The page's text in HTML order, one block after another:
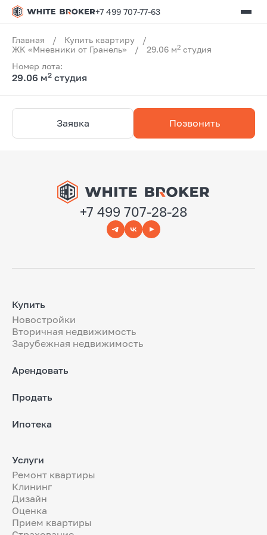
+7 499 707-77-63
Главная / Купить квартиру
/
ЖК «Мневники от Гранель»
/ 29.06 м2 студия
Номер лота:
29.06 м2 студия
Заявка Позвонить
+7 499 707-28-28
Купить
Новостройки
Вторичная недвижимость
Зарубежная недвижимость
Арендовать
Продать
Ипотека
Услуги
Ремонт квартиры
Клининг
Дизайн
Оценка
Прием квартиры